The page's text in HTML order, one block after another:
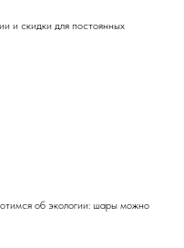
и скидки для постоянных
об экологии: шары можно